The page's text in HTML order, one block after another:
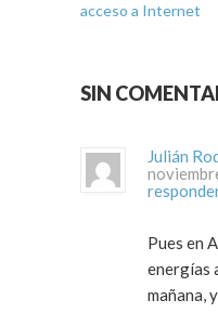
acceso a Internet
SIN
Julián
Pues en
energías
mañana,